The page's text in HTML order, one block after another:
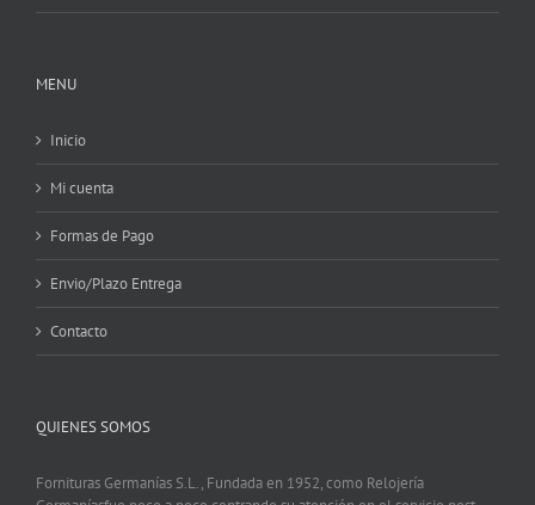
MENU
Inicio
Mi cuenta
Formas de Pago
Envio/Plazo Entrega
Contacto
QUIENES SOMOS
Fornituras Germanías S.L., Fundada en 1952, como Relojería